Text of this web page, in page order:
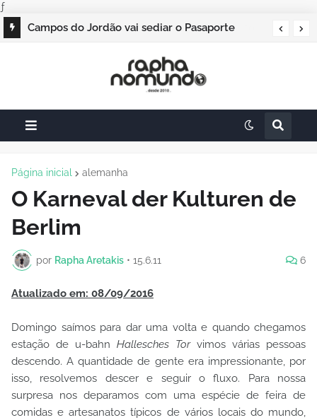
ƒ
Campos do Jordão vai sediar o Pasaporte
Página inicial alemanha
O Karneval der Kulturen de
Berlim
por Rapha Aretakis • 15.6.11 6
Atualizado em: 08/09/2016
Domingo saímos para dar uma volta e quando chegamos
estação de u-bahn Hallesches Torvimos várias pessoas
descendo. A quantidade de gente era impressionante, por
isso, resolvemos descer e seguir o fluxo. Para nossa
surpresa nos deparamos com uma espécie de feira de
comidas e artesanatos típicos de vários locais do mundo,